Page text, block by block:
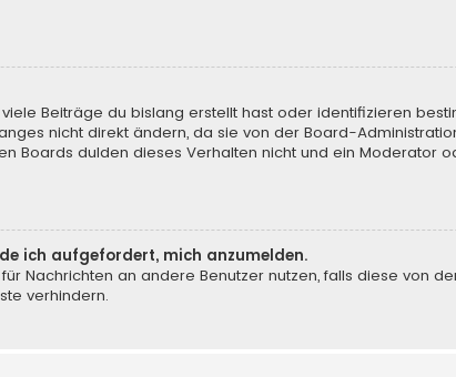
Beiträge du bislang erstellt hast oder identifizieren
nicht direkt ändern, da sie von der Board-
Boards dulden dieses Verhalten nicht und ein Moderator
ich aufgefordert, mich anzumelden.
Nachrichten an andere Benutzer nutzen, falls diese von
verhindern.